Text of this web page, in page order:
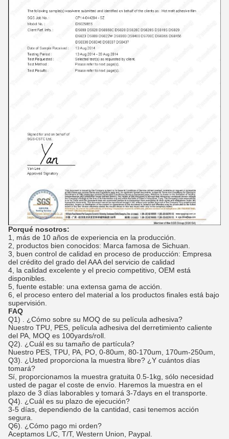
Porqué nosotros:
1, más de 10 años de experiencia en la producción.
2, productos bien conocidos: Marca famosa de Sichuan.
3, buen control de calidad en proceso de producción: Empresa
del crédito del grado del AAA del servicio de calidad
4, la calidad excelente y el precio competitivo, OEM está
disponibles.
5, fuente estable: una extensa gama de acción.
6, el proceso entero del material a los productos finales está bajo
supervisión.
FAQ
Q1) . ¿Cómo sobre su MOQ de su película adhesiva?
Nuestro TPU, PES, película adhesiva del derretimiento caliente
del PA, MOQ es 100yards/roll.
Q2). ¿Cuál es su tamaño de partícula?
Nuestro PES, TPU, PA, PO, 0-80um, 80-170um, 170um-250um,
Q3). ¿Usted proporciona la muestra libre? ¿Y cuántos días
tomará?
Sí, proporcionamos la muestra gratuita 0.5-1kg, sólo necesidad
usted de pagar el coste de envío. Haremos la muestra en el
plazo de 3 días laborables y tomará 3-7days en el transporte.
Q4). ¿Cuál es su plazo de ejecución?
3-5 días, dependiendo de la cantidad, casi tenemos acción
segura.
Q6). ¿Cómo pago mi orden?
Aceptamos L/C, T/T, Western Union, Paypal.